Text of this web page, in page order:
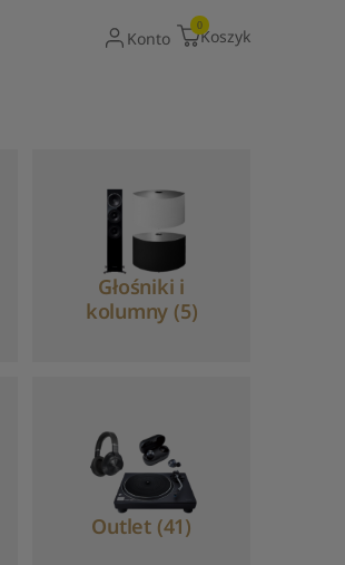
dostępne są wyniki autouzupełniania,
Konto
0
Koszyk
Głośniki i
kolumny (5)
Outlet (41)